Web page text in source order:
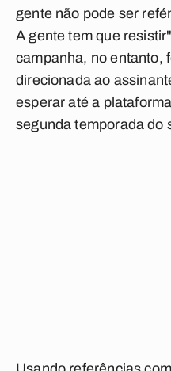
gente não pode ser
A gente tem que
campanha, no entanto,
direcionada ao
esperar até a
segunda temporada do